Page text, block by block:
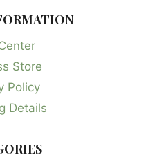
Store
Policy
Details